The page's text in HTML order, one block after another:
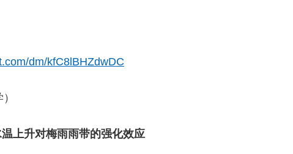
dm/kfC8lBHZdwDC
上升对梅雨雨带的强化效应